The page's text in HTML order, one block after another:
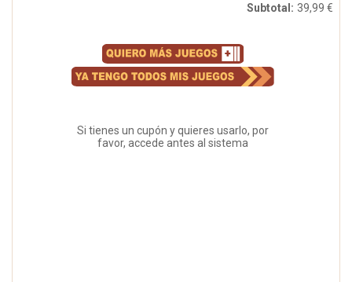
Subtotal: 39,99 €
Si tienes un cupón y quieres usarlo, por
favor, accede antes al sistema